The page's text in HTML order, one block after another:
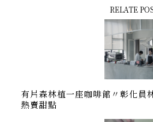
RELATE
有片森林植一座咖啡館〃彰化員
熱賣甜點